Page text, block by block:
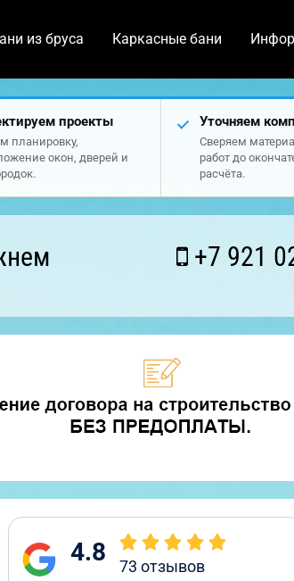
из бруса Каркасные бани
проекты
планировку,
окон, дверей и
Уточняем
Сверяем
работ до
расчёта.
+7 921
4.8 73 отзывов